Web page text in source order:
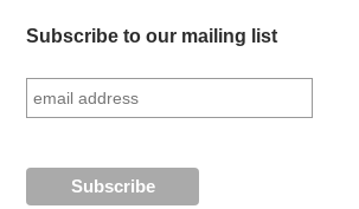
Subscribe to our mailing list